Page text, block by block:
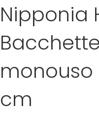
g
g
r
S
p
o
t
e
Nipponia
monouso
cm